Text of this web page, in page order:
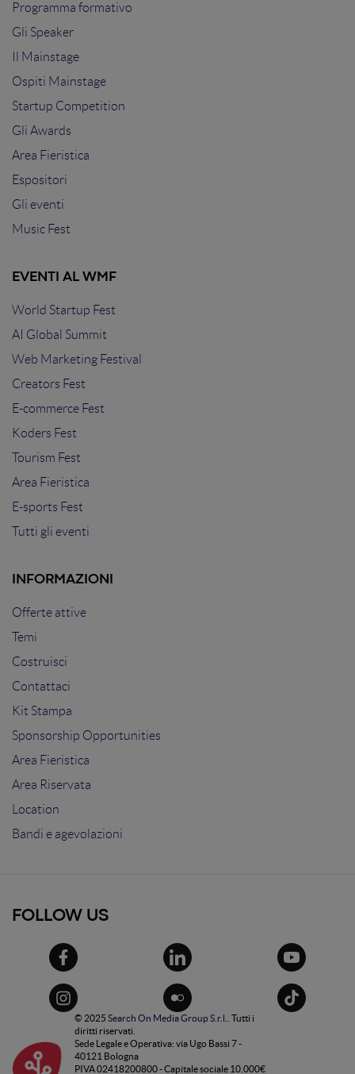
Programma formativo
Gli Speaker
Il Mainstage
Ospiti Mainstage
Startup Competition
Gli Awards
Area Fieristica
Espositori
Gli eventi
Music Fest
EVENTI AL WMF
World Startup Fest
AI Global Summit
Web Marketing Festival
Creators Fest
E-commerce Fest
Koders Fest
Tourism Fest
Area Fieristica
E-sports Fest
Tutti gli eventi
INFORMAZIONI
Offerte attive
Temi
Costruisci
Contattaci
Kit Stampa
Sponsorship Opportunities
Area Fieristica
Area Riservata
Location
Bandi e agevolazioni
FOLLOW US
© 2025 Search On Media Group S.r.l.
. Tutti i
diritti riservati.
Sede Legale e Operativa: via Ugo Bassi 7 -
40121 Bologna
PIVA 02418200800 - Capitale sociale 10.000€